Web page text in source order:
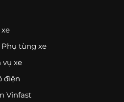
tùng xe
vụ xe
điện
Vinfast